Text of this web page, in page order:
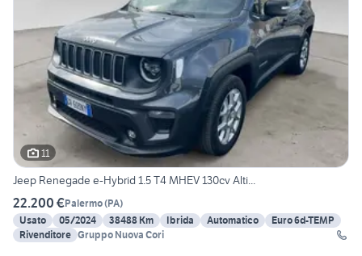
11
Jeep Renegade e-Hybrid 1.5 T4 MHEV 130cv Alti...
22.200 €Palermo(PA)
Usato
05/2024 38488 Km Ibrida Automatico
Euro 6d-TEMP
Rivenditore Gruppo Nuova Cori